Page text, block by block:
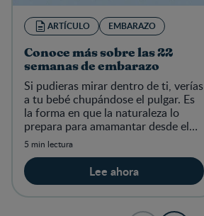
ARTÍCULO EMBARAZO
Conoce más sobre las 22
semanas de embarazo
Si pudieras mirar dentro de ti, verías
a tu bebé chupándose el pulgar. Es
la forma en que la naturaleza lo
prepara para amamantar desde el
nacimiento. Emociónate y lee más
5 min lectura
Lee ahora